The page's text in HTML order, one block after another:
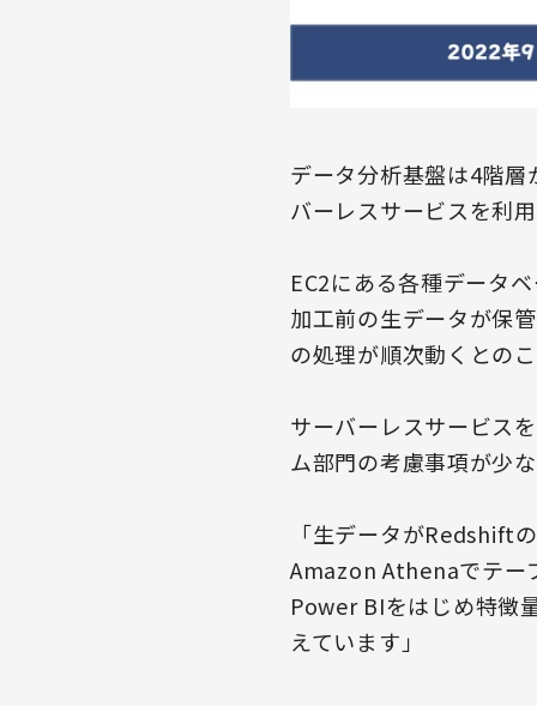
データ分析基盤は4階層
バーレスサービスを利
EC2にある各種データ
加工前の生データが保
の処理が順次動くとの
サーバーレスサービス
ム部門の考慮事項が少
「生データがRedshift
Amazon Athenaでテー
Power BIをはじめ特徴
えています」